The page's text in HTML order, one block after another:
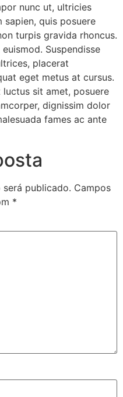
nunc ut, ultricies
sapien, quis posuere
turpis gravida rhoncus.
Suspendisse
placerat
eget metus at cursus.
sit amet, posuere
dignissim dolor
fames ac ante
será publicado. Campos
*